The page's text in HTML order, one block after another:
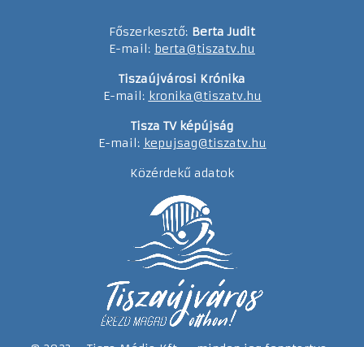
Főszerkesztő: Berta Judit
E-mail: berta@tiszatv.hu
Tiszaújvárosi Krónika
E-mail: kronika@tiszatv.hu
Tisza TV képújság
E-mail: kepujsag@tiszatv.hu
Közérdekű adatok